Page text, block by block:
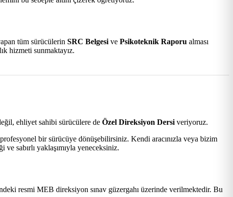
tüm sürücülerin SRC Belgesi ve Psikoteknik Raporu alması
hizmeti sunmaktayız.
ehliyet sahibi sürücülere de Özel Direksiyon Dersiveriyoruz.
bir sürücüye dönüşebilirsiniz. Kendi aracınızla veya bizim
sabırlı yaklaşımıyla yeneceksiniz.
resmi MEB direksiyon sınav güzergahı üzerinde verilmektedir. Bu